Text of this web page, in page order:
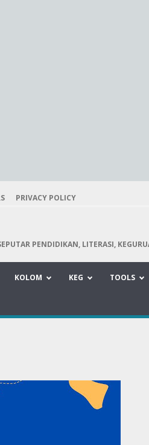
PRIVACY POLICY
PENDIDIKAN, LITERASI,
KOLOM KEG TOOLS